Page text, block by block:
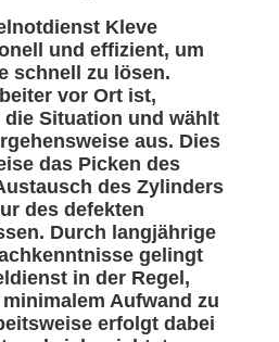
Kleve
und effizient, um
schnell zu lösen.
vor Ort ist,
Situation und wählt
aus. Dies
das Picken des
des Zylinders
des defekten
Durch langjährige
gelingt
in der Regel,
Aufwand zu
erfolgt dabei